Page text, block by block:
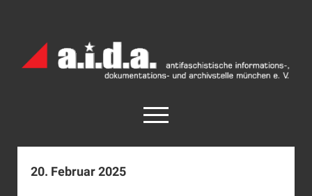
Archiv
München
open
menu
facebook
rss info@aida-archiv.de
20. Februar 2025